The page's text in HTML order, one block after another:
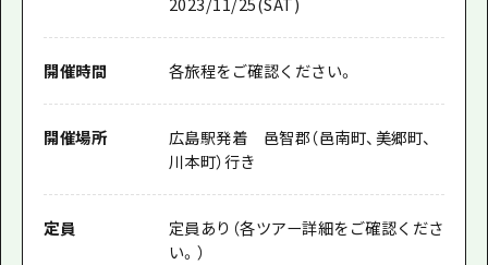
開催時間 各旅程をご確認ください。
開催場所
広島駅発着 邑智郡（邑南町、美郷町、
川本町）行き
定員
定員あり（各ツアー詳細をご確認くださ
い。）